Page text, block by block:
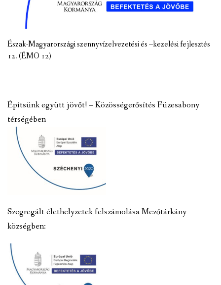
Észak-Magyarországi szennyvízelvezetési és –kezelési fejlesztés
12. (ÉMO 12)
Építsünk együtt jövőt! – Közösségerősítés Füzesabony
térségében
Szegregált élethelyzetek felszámolása Mezőtárkány
községben: